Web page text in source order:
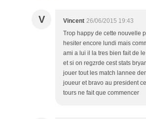
V Vincent 26/06/2015 19:43
Trop happy de cette nouvelle
hesiter encore lundi mais
ami a lui il la tres bien fait de
et si on regzrde cest stats
jouer tout les match lannee
joueur et bravo au president
tours ne fait que commencer